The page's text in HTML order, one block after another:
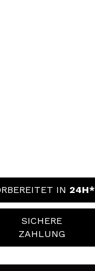
IN 24H*
SICHERE
ZAHLUNG